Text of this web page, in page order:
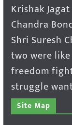
Krishak
Chandra
Shri Suresh
two were
freedom
struggle
Site Map